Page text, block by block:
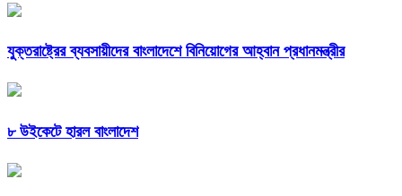
যুক্তরাষ্ট্রের ব্যবসায়ীদের বাংলাদেশে বিনিয়োগের আহ্বান প্রধানমন্ত্রীর
৮ উইকেটে হারল বাংলাদেশ